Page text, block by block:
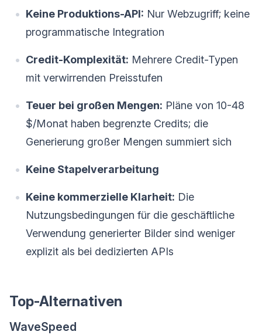
Keine Produktions-API: Nur Webzugriff; keine
programmatische Integration
Credit-Komplexität: Mehrere Credit-Typen
mit verwirrenden Preisstufen
Teuer bei großen Mengen: Pläne von 10-48
$/Monat haben begrenzte Credits; die
Generierung großer Mengen summiert sich
Keine Stapelverarbeitung
Keine kommerzielle Klarheit: Die
Nutzungsbedingungen für die geschäftliche
Verwendung generierter Bilder sind weniger
explizit als bei dedizierten APIs
Top-Alternativen
WaveSpeed